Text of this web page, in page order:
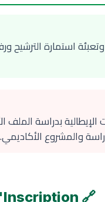
استمارة الترشيح
بدراسة الملف
🔗 Portail d'Inscription